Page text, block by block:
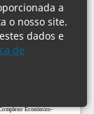
a
o nosso site.
dados e
de